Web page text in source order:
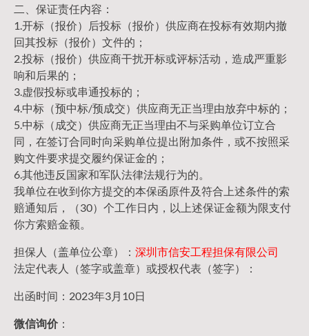
二、保证责任内容：
1.开标（报价）后投标（报价）供应商在投标有效期内撤
回其投标（报价）文件的；
2.投标（报价）供应商干扰开标或评标活动，造成严重影
响和后果的；
3.虚假投标或串通投标的；
4.中标（预中标/预成交）供应商无正当理由放弃中标的；
5.中标（成交）供应商无正当理由不与采购单位订立合
同，在签订合同时向采购单位提出附加条件，或不按照采
购文件要求提交履约保证金的；
6.其他违反国家和军队法律法规行为的。
我单位在收到你方提交的本保函原件及符合上述条件的索
赔通知后，（30）个工作日内，以上述保证金额为限支付
你方索赔金额。
担保人（盖单位公章）： 深圳市信安工程担保有限公司
法定代表人（签字或盖章）或授权代表（签字）：
出函时间：2023年3月10日
微信询价：